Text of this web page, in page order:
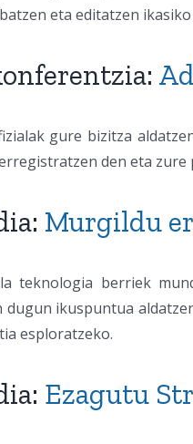
eta editatzen
gure bizitza
den eta
Murgildu
teknologia berriek
dugun ikuspuntua
esploratzeko.
Ezagutu